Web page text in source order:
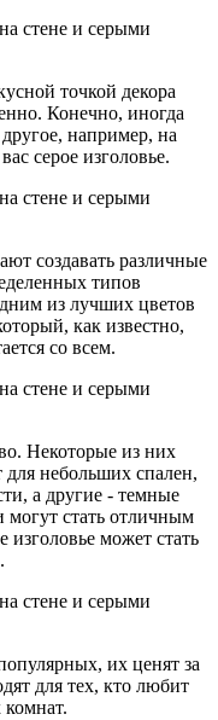
точкой декора
Конечно, иногда
например, на
серое изголовье.
создавать различные
типов
из лучших цветов
как известно,
со всем.
Некоторые из них
небольших спален,
а другие - темные
могут стать отличным
может стать
их ценят за
для тех, кто любит
комнат.